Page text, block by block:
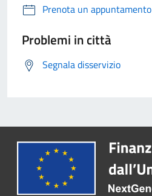
Prenota un appuntamento
Problemi in città
Segnala disservizio